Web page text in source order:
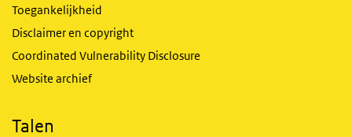
Toegankelijkheid
Disclaimer en copyright
Coordinated Vulnerability Disclosure
Website archief
Talen